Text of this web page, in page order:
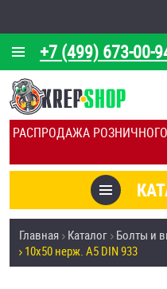
РАСПРОДАЖА
+7 (499) 673-00-
О КОМПАНИИ
КАЛЬКУЛЯТОР
ОТЗЫВЫ
УСЛУГИ
СКИДКИ
Товары со
Анкеры
Главная Каталог Болты и
10х50 нерж. А5 DIN 933